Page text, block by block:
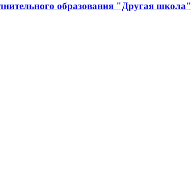
образования "Другая школа"